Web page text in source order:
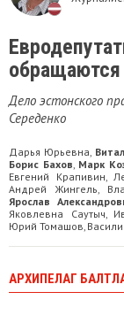
Дело эстонского
Середенко
Дарья Юрьевна,
Борис Бахов, Марк
Евгений Крапивин,
Андрей Жингель,
Ярослав
Яковлевна Саутыч,
Юрий Томашов,
АРХИПЕЛАГ